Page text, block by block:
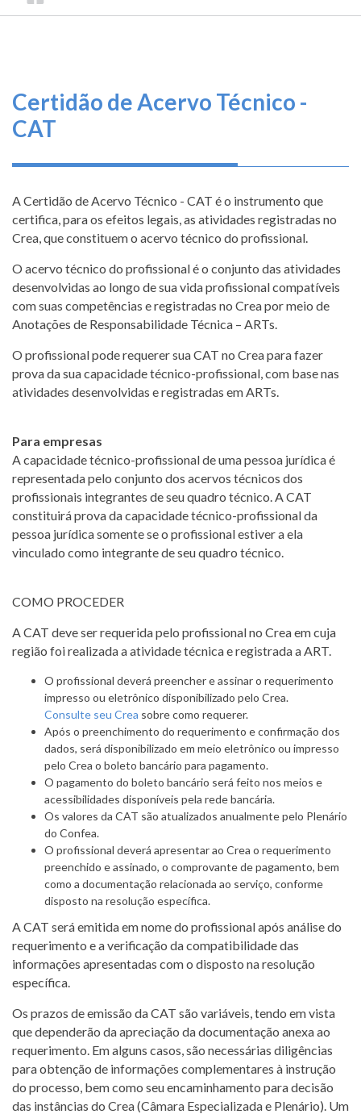
O
Informe-
Conosco
e
Prestação
de
Contas
TRILHA
CONSELHO
FEDERAL
Certidão de Acervo Técnico -
CAT
A Certidão de Acervo Técnico - CAT é o instrumento que
certifica, para os efeitos legais, as atividades registradas no
Crea, que constituem o acervo técnico do profissional.
O acervo técnico do profissional é o conjunto das atividades
desenvolvidas ao longo de sua vida profissional compatíveis
com suas competências e registradas no Crea por meio de
Anotações de Responsabilidade Técnica – ARTs.
O profissional pode requerer sua CAT no Crea para fazer
prova da sua capacidade técnico-profissional, com base nas
atividades desenvolvidas e registradas em ARTs.
Para empresas
A capacidade técnico-profissional de uma pessoa jurídica é
representada pelo conjunto dos acervos técnicos dos
profissionais integrantes de seu quadro técnico. A CAT
constituirá prova da capacidade técnico-profissional da
pessoa jurídica somente se o profissional estiver a ela
vinculado como integrante de seu quadro técnico.
COMO PROCEDER
A CAT deve ser requerida pelo profissional no Crea em cuja
região foi realizada a atividade técnica e registrada a ART.
O profissional deverá preencher e assinar o requerimento
impresso ou eletrônico disponibilizado pelo Crea.
Consulte seu Crea sobre como requerer.
Após o preenchimento do requerimento e confirmação dos
dados, será disponibilizado em meio eletrônico ou impresso
pelo Crea o boleto bancário para pagamento.
O pagamento do boleto bancário será feito nos meios e
acessibilidades disponíveis pela rede bancária.
Os valores da CAT são atualizados anualmente pelo Plenário
do Confea.
O profissional deverá apresentar ao Crea o requerimento
preenchido e assinado, o comprovante de pagamento, bem
como a documentação relacionada ao serviço, conforme
disposto na resolução específica.
A CAT será emitida em nome do profissional após análise do
requerimento e a verificação da compatibilidade das
informações apresentadas com o disposto na resolução
específica.
Os prazos de emissão da CAT são variáveis, tendo em vista
que dependerão da apreciação da documentação anexa ao
requerimento. Em alguns casos, são necessárias diligências
para obtenção de informações complementares à instrução
do processo, bem como seu encaminhamento para decisão
das instâncias do Crea (Câmara Especializada e Plenário). Um